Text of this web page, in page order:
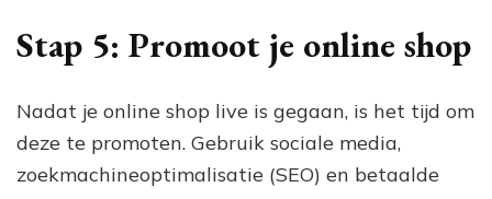
Stap 5: Promoot je online shop
Nadat je online shop live is gegaan, is het tijd om
deze te promoten. Gebruik sociale media,
zoekmachineoptimalisatie (SEO) en betaalde